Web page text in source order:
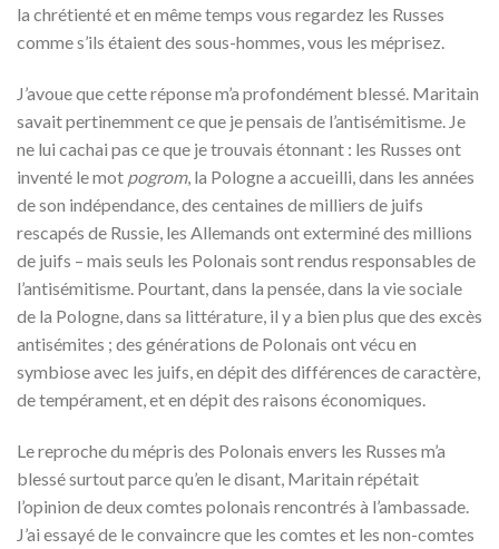
la chrétienté et en même temps vous regardez les Russes
comme s’ils étaient des sous-hommes, vous les méprisez.
J’avoue que cette réponse m’a profondément blessé. Maritain
savait pertinemment ce que je pensais de l’antisémitisme. Je
ne lui cachai pas ce que je trouvais étonnant : les Russes ont
inventé le mot pogrom, la Pologne a accueilli, dans les années
de son indépendance, des centaines de milliers de juifs
rescapés de Russie, les Allemands ont exterminé des millions
de juifs – mais seuls les Polonais sont rendus responsables de
l’antisémitisme. Pourtant, dans la pensée, dans la vie sociale
de la Pologne, dans sa littérature, il y a bien plus que des excès
antisémites ; des générations de Polonais ont vécu en
symbiose avec les juifs, en dépit des différences de caractère,
de tempérament, et en dépit des raisons économiques.
Le reproche du mépris des Polonais envers les Russes m’a
blessé surtout parce qu’en le disant, Maritain répétait
l’opinion de deux comtes polonais rencontrés à l’ambassade.
J’ai essayé de le convaincre que les comtes et les non-comtes